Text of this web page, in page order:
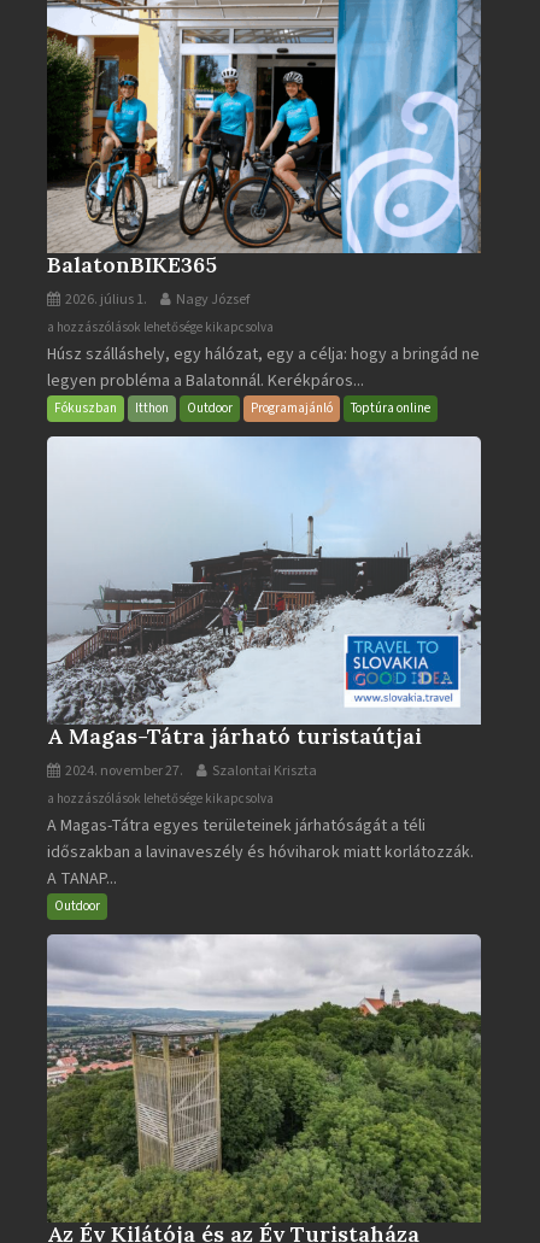
BalatonBIKE365
2026. július 1. Nagy József
BalatonBIKE365
bejegyzéshez
a hozzászólások lehetősége kikapcsolva
Húsz szálláshely, egy hálózat, egy a célja: hogy a bringád ne
legyen probléma a Balatonnál. Kerékpáros...
Fókuszban Itthon Outdoor Programajánló Toptúra online
A Magas-Tátra járható turistaútjai
2024. november 27. Szalontai Kriszta
A
Magas-
Tátra
járható
turistaútjai
a hozzászólások lehetősége kikapcsolva
A Magas-Tátra egyes területeinek járhatóságát a téli
időszakban a lavinaveszély és hóviharok miatt korlátozzák.
A TANAP...
Outdoor
Az Év Kilátója és az Év Turistaháza